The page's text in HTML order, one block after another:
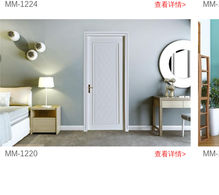
MM-1224 查看详情>
MM-1220 查看详情>